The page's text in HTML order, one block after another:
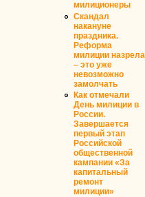
милиционеры
Скандал
накануне
праздника.
Реформа
милиции назрела
– это уже
невозможно
замолчать
Как отмечали
День милиции в
России.
Завершается
первый этап
Российской
общественной
кампании «За
капитальный
ремонт
милиции»